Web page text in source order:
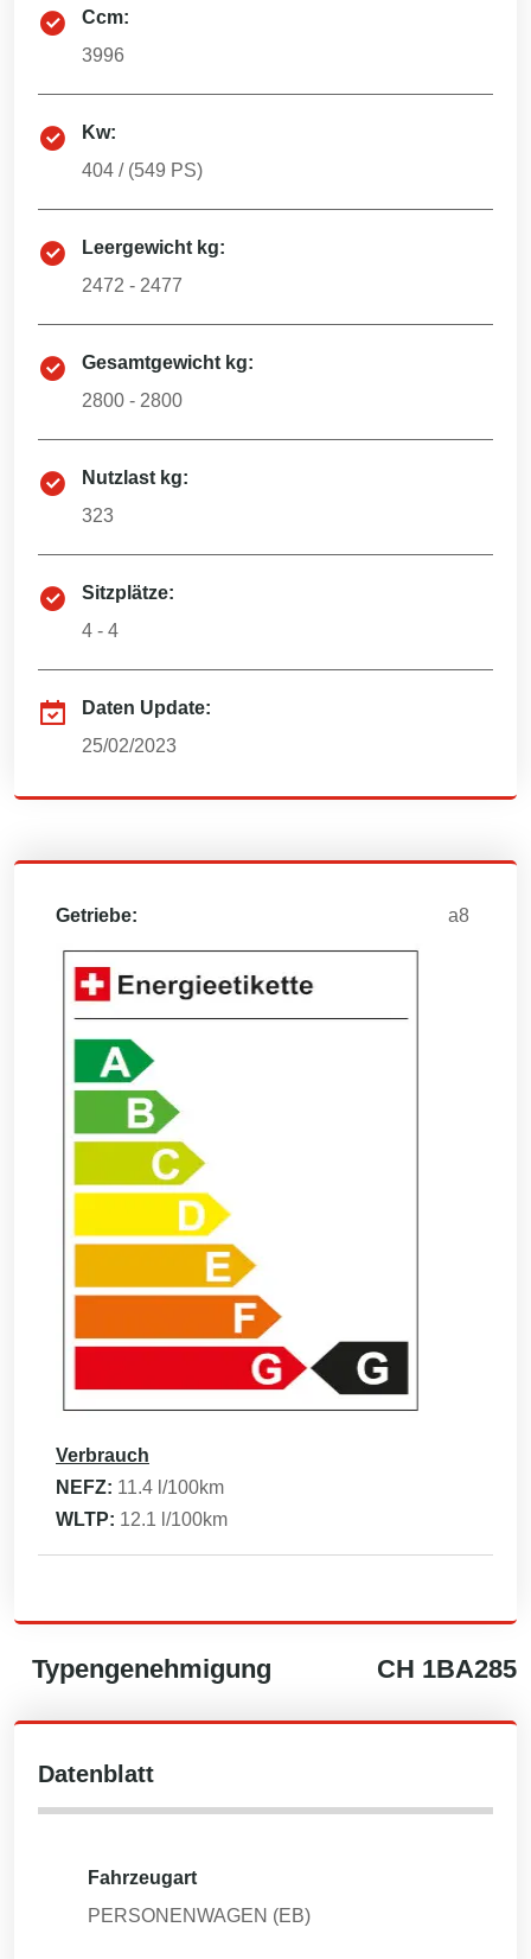
Ccm:
3996
Kw:
404 / (549 PS)
Leergewicht kg:
2472 - 2477
Gesamtgewicht kg:
2800 - 2800
Nutzlast kg:
323
Sitzplätze:
4 - 4
Daten Update:
25/02/2023
Getriebe: a8
Verbrauch
NEFZ: 11.4 l/100km
WLTP: 12.1 l/100km
Typengenehmigung CH 1BA285
Datenblatt
Fahrzeugart
PERSONENWAGEN (EB)